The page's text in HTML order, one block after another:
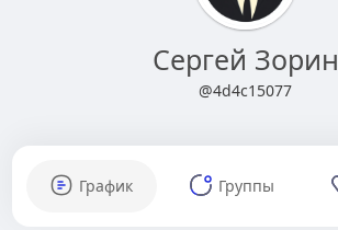
Сергей Зорин
@4d4c15077
График Группы